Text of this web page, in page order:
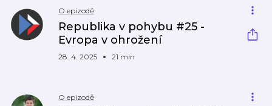
O epizodě
Republika v pohybu #25 -
Evropa v ohrožení
28. 4. 2025 21 min
O epizodě